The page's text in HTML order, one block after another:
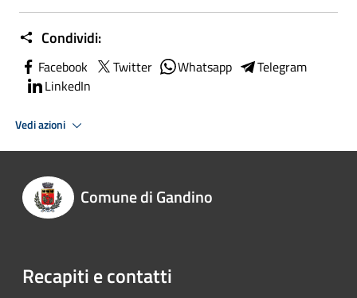
Condividi:
Facebook Twitter Whatsapp
Telegram
LinkedIn
Vedi azioni
Comune di Gandino
Recapiti e contatti